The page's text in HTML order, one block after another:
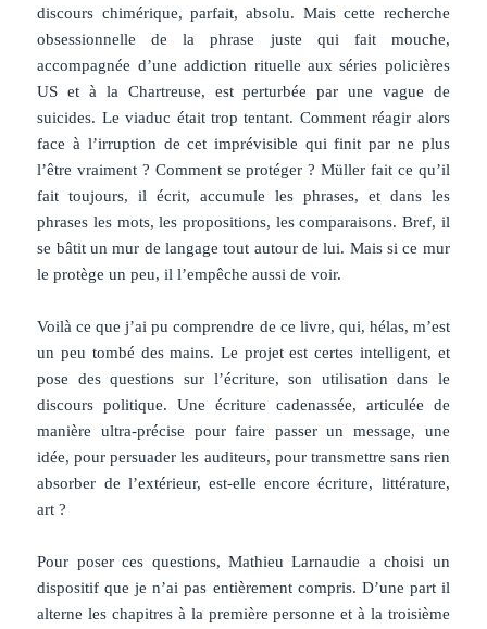
discours chimérique, parfait, absolu. Mais cette recherche
obsessionnelle de la phrase juste qui fait mouche,
accompagnée d’une addiction rituelle aux séries policières
US et à la Chartreuse, est perturbée par une vague de
suicides. Le viaduc était trop tentant. Comment réagir alors
face à l’irruption de cet imprévisible qui finit par ne plus
l’être vraiment ? Comment se protéger ? Müller fait ce qu’il
fait toujours, il écrit, accumule les phrases, et dans les
phrases les mots, les propositions, les comparaisons. Bref, il
se bâtit un mur de langage tout autour de lui. Mais si ce mur
le protège un peu, il l’empêche aussi de voir.
Voilà ce que j’ai pu comprendre de ce livre, qui, hélas, m’est
un peu tombé des mains. Le projet est certes intelligent, et
pose des questions sur l’écriture, son utilisation dans le
discours politique. Une écriture cadenassée, articulée de
manière ultra-précise pour faire passer un message, une
idée, pour persuader les auditeurs, pour transmettre sans rien
absorber de l’extérieur, est-elle encore écriture, littérature,
art ?
Pour poser ces questions, Mathieu Larnaudie a choisi un
dispositif que je n’ai pas entièrement compris. D’une part il
alterne les chapitres à la première personne et à la troisième